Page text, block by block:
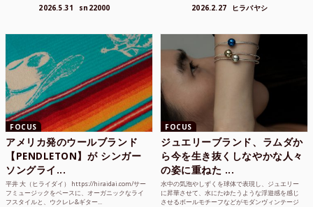
2026.5.31 sn22000 2026.2.27 ヒラバヤシ
FOCUS
アメリカ発のウールブランド
【PENDLETON】が シンガー
ソングライ...
平井 大（ヒライダイ） https://hiraidai.com/サー
フミュージックをベースに、オーガニックなライ
フスタイルと、ウクレレ&ギター...
FOCUS
ジュエリーブランド、ラムダか
ら今を生き抜くしなやかな人々
の姿に重ねた ...
水中の気泡やしずくを球体で表現し、ジュエリー
に昇華させて、水にたゆたうような浮遊感を感じ
させるボールモチーフなどがモダンヴィンテージ